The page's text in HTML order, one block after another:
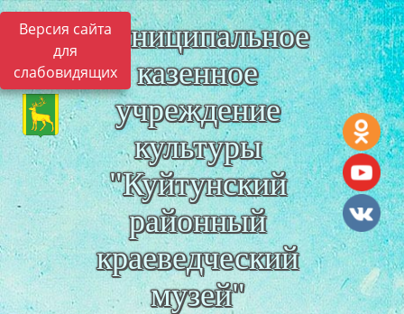
Версия сайта
для
слабовидящих
Муниципальное
казенное
учреждение
культуры
"Куйтунский
районный
краеведческий
музей"